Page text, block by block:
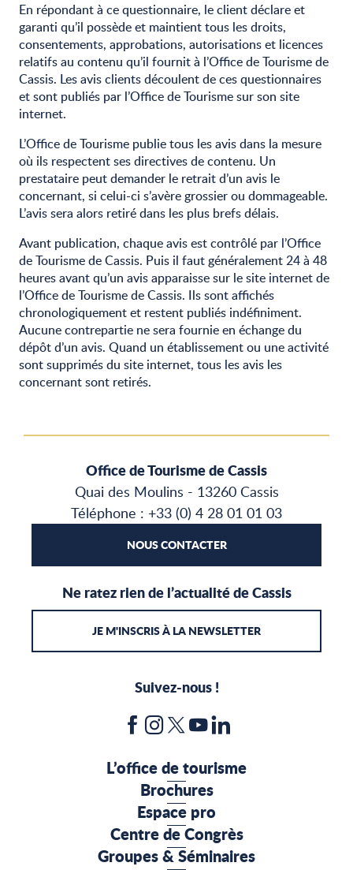
En répondant à ce questionnaire, le client déclare et
garanti qu’il possède et maintient tous les droits,
consentements, approbations, autorisations et licences
relatifs au contenu qu’il fournit à l’Office de Tourisme de
Cassis. Les avis clients découlent de ces questionnaires
et sont publiés par l’Office de Tourisme sur son site
internet.
L’Office de Tourisme publie tous les avis dans la mesure
où ils respectent ses directives de contenu. Un
prestataire peut demander le retrait d’un avis le
concernant, si celui-ci s’avère grossier ou dommageable.
L’avis sera alors retiré dans les plus brefs délais.
Avant publication, chaque avis est contrôlé par l’Office
de Tourisme de Cassis. Puis il faut généralement 24 à 48
heures avant qu’un avis apparaisse sur le site internet de
l’Office de Tourisme de Cassis. Ils sont affichés
chronologiquement et restent publiés indéfiniment.
Aucune contrepartie ne sera fournie en échange du
dépôt d’un avis. Quand un établissement ou une activité
sont supprimés du site internet, tous les avis les
concernant sont retirés.
Office de Tourisme de Cassis
Quai des Moulins - 13260 Cassis
Téléphone : +33 (0) 4 28 01 01 03
NOUS CONTACTER
Ne ratez rien de l’actualité de Cassis
JE M'INSCRIS À LA NEWSLETTER
Suivez-nous !
L’office de tourisme
Brochures
Espace pro
Centre de Congrès
Groupes & Séminaires